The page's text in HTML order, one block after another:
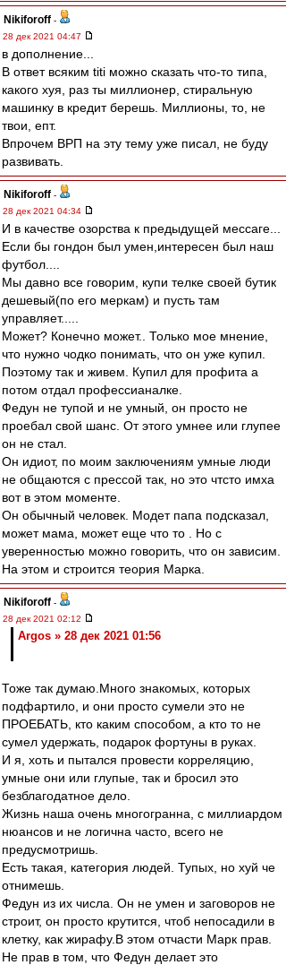
Nikiforoff -
28 дек 2021 04:47
в дополнение...
В ответ всяким titi можно сказать что-то типа,
какого хуя, раз ты миллионер, стиральную
машинку в кредит берешь. Миллионы, то, не
твои, епт.
Впрочем ВРП на эту тему уже писал, не буду
развивать.
Nikiforoff -
28 дек 2021 04:34
И в качестве озорства к предыдущей мессаге...
Если бы гондон был умен,интересен был наш
футбол....
Мы давно все говорим, купи телке своей бутик
дешевый(по его меркам) и пусть там
управляет.....
Может? Конечно может.. Только мое мнение,
что нужно чодко понимать, что он уже купил.
Поэтому так и живем. Купил для профита а
потом отдал профессианалке.
Федун не тупой и не умный, он просто не
проебал свой шанс. От этого умнее или глупее
он не стал.
Он идиот, по моим заключениям умные люди
не общаются с прессой так, но это чтсто имха
вот в этом моменте.
Он обычный человек. Модет папа подсказал,
может мама, может еще что то . Но с
уверенностью можно говорить, что он зависим.
На этом и строится теория Марка.
Nikiforoff -
28 дек 2021 02:12
Argos » 28 дек 2021 01:56
Тоже так думаю.Много знакомых, которых
подфартило, и они просто сумели это не
ПРОЕБАТЬ, кто каким способом, а кто то не
сумел удержать, подарок фортуны в руках.
И я, хоть и пытался провести корреляцию,
умные они или глупые, так и бросил это
безблагодатное дело.
Жизнь наша очень многогранна, с миллиардом
нюансов и не логична часто, всего не
предусмотришь.
Есть такая, категория людей. Тупых, но хуй че
отнимешь.
Федун из их числа. Он не умен и заговоров не
строит, он просто крутится, чтоб непосадили в
клетку, как жирафу.В этом отчасти Марк прав.
Не прав в том, что Федун делает это